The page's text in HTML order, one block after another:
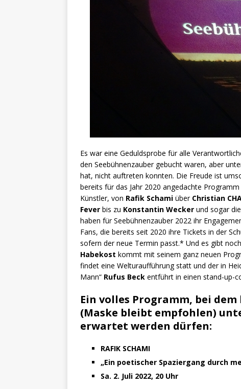
Es war eine Geduldsprobe für alle
den Seebühnenzauber gebucht waren, aber
hat, nicht auftreten konnten. Die Freude ist
bereits für das Jahr 2020 angedachte
Künstler, von Rafik Schami über Christian
Fever bis zu Konstantin Wecker und sogar
haben für Seebühnenzauber 2022 ihr
Fans, die bereits seit 2020 ihre Tickets in der
sofern der neue Termin passt.* Und es gibt
Habekost kommt mit seinem ganz neuen
findet eine Welturaufführung statt und der in
Mann“ Rufus Beck entführt in einen stand-up-
Ein volles Programm, bei
(Maske bleibt empfohlen)
erwartet werden dürfen:
RAFIK SCHAMI
„Ein poetischer Spaziergang durch
Sa. 2. Juli 2022, 20 Uhr